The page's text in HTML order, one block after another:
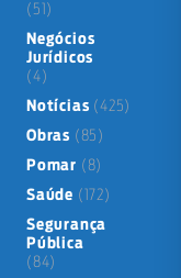
(51)
Negócios
Jurídicos
(4)
Notícias (425)
Obras (85)
Pomar (8)
Saúde (172)
Segurança
Pública
(84)